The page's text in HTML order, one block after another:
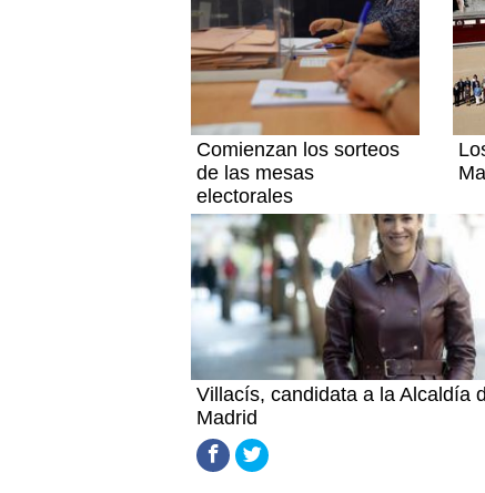
Comienzan los sorteos
de las mesas
electorales
Villacís, candidata a la Alcaldía
Madrid